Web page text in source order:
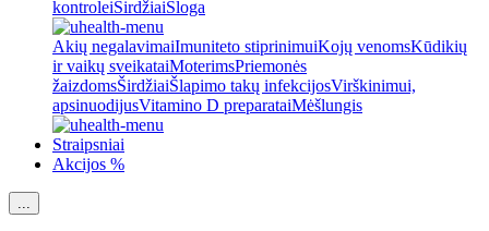
kontroleiŠirdžiaiSloga
Akių negalavimaiImuniteto stiprinimuiKojų venomsKūdikių
ir vaikų sveikataiMoterimsPriemonės
žaizdomsŠirdžiaiŠlapimo takų infekcijosVirškinimui,
apsinuodijusVitamino D preparataiMėšlungis
Straipsniai
Akcijos %
...